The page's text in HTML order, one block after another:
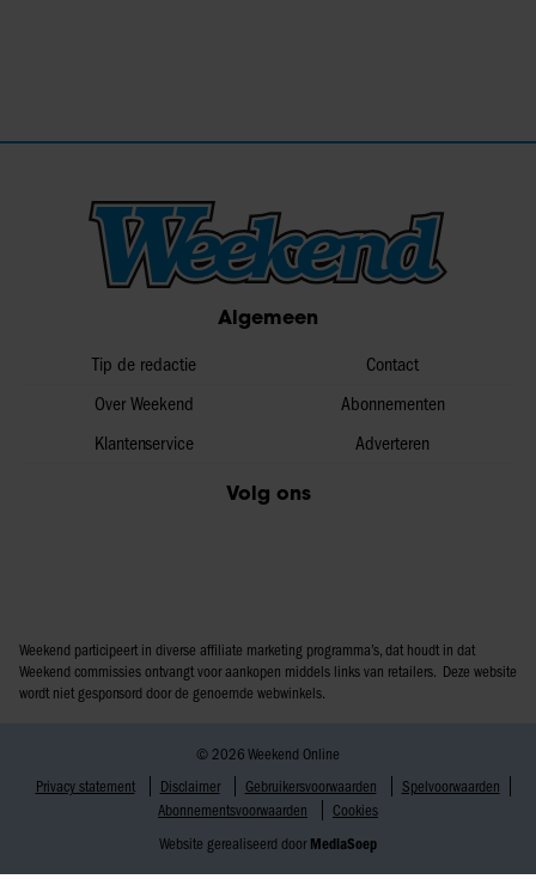
Algemeen
Tip de redactie
Over Weekend
Klantenservice
Contact
Abonnementen
Adverteren
Volg ons
Weekend participeert in diverse affiliate marketing programma’s, dat houdt in dat
Weekend commissies ontvangt voor aankopen middels links van retailers. Deze website
wordt niet gesponsord door de genoemde webwinkels.
© 2026 Weekend Online
Privacy statement
Disclaimer Gebruikersvoorwaarden
Spelvoorwaarden
Abonnementsvoorwaarden
Cookies
Website gerealiseerd door MediaSoep